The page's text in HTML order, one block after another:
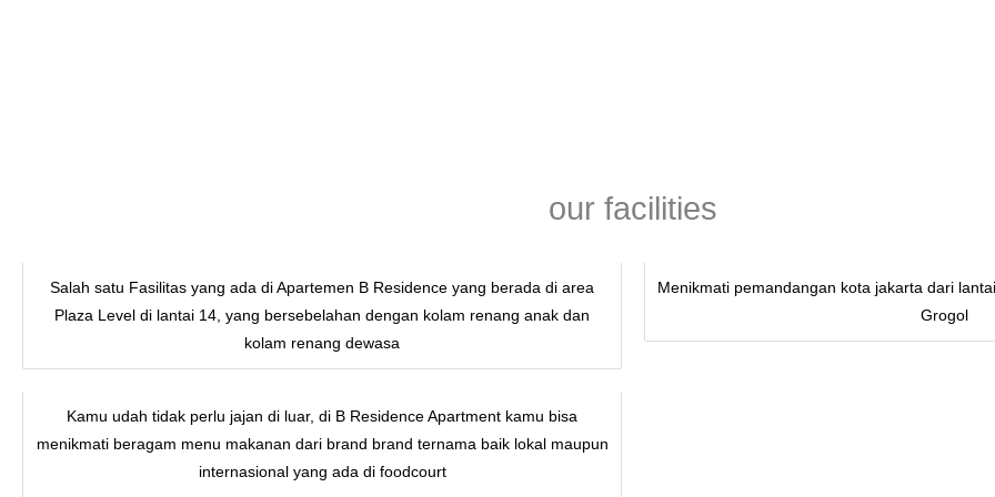
our facilities
Salah satu Fasilitas yang ada di Apartemen B Residence yang berada di area
Plaza Level di lantai 14, yang bersebelahan dengan kolam renang anak dan
kolam renang dewasa
Menikmati pemandangan kota jakarta dari
Grogol
Kamu udah tidak perlu jajan di luar, di B Residence Apartment kamu bisa
menikmati beragam menu makanan dari brand brand ternama baik lokal maupun
internasional yang ada di foodcourt